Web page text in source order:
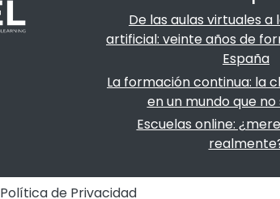
De las aulas virtuales a
artificial: veinte años de
España
La formación continua: la
en un mundo que
Escuelas online:
Política de Privacidad